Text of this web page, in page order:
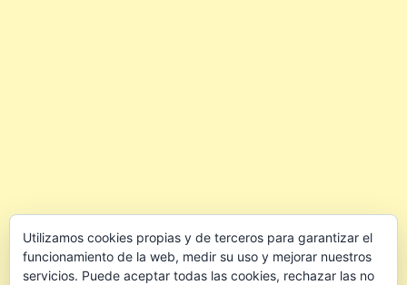
Utilizamos cookies propias y de terceros para garantizar el
funcionamiento de la web, medir su uso y mejorar nuestros
servicios. Puede aceptar todas las cookies, rechazar las no